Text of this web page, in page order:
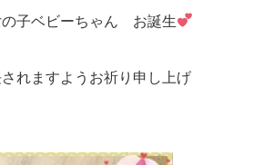
子ベビーちゃん お誕生
れますようお祈り申し上げ